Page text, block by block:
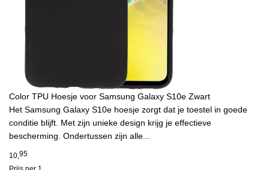
Color TPU Hoesje voor Samsung Galaxy S10e Zwart
Het Samsung Galaxy S10e hoesje zorgt dat je toestel in goede
conditie blijft. Met zijn unieke design krijg je effectieve
bescherming. Ondertussen zijn alle...
10,95